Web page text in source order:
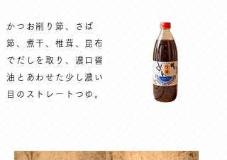
かつお削り節、さば
節、煮干、椎茸、昆布
でだしを取り、濃口醤
油とあわせた少し濃い
目のストレートつゆ。